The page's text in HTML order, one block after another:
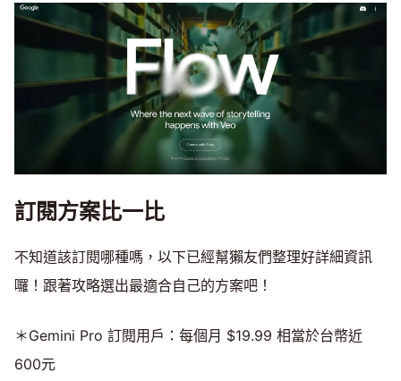
訂閱方案比一比
不知道該訂閱哪種嗎，以下已經幫獺友們整理好詳細資訊
囉！跟著攻略選出最適合自己的方案吧！
＊Gemini Pro 訂閱用戶：每個月 $19.99 相當於台幣近
600元